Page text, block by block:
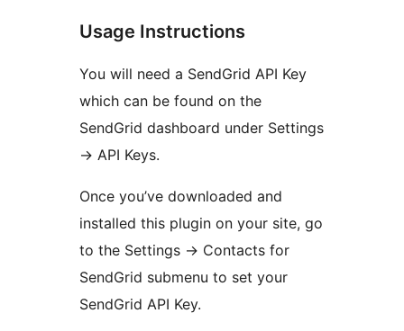
Usage Instructions
You will need a SendGrid API Key
which can be found on the
SendGrid dashboard under Settings
-> API Keys.
Once you’ve downloaded and
installed this plugin on your site, go
to the Settings -> Contacts for
SendGrid submenu to set your
SendGrid API Key.